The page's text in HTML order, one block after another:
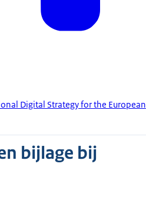
Digital Strategy for the European
bijlage bij